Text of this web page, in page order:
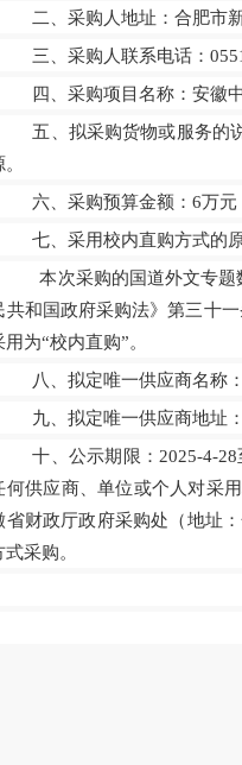
二、采购人地址：合肥市
三、采购人联系电话：
四、采购项目名称：安徽
五、拟采购货物或服务的
六、采购预算金额：6万元
七、采用校内直购方式的
本次采购的国道外文专题
共和国政府采购法》第三十
用为“校内直购”。
八、拟定唯一供应商名称
九、拟定唯一供应商地址
十、公示期限： 2025-4-28
何供应商、单位或个人对采
省财政厅政府采购处（地址
式采购。